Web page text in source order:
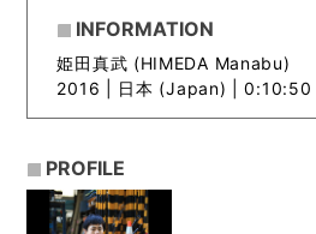
INFORMATION
姫田真武 (HIMEDA Manabu)
2016 | 日本 (Japan) | 0:10:50 |
PROFILE